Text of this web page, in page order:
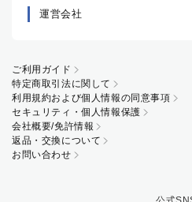
運営会社
ご利用ガイド
特定商取引法に関して
利用規約および個人情報の同意事項
セキュリティ・個人情報保護
会社概要/免許情報
返品・交換について
お問い合わせ